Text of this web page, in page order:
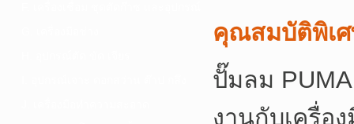
คุณสมบัติพิเ
ปั๊มลม
งานกับเครื่อ